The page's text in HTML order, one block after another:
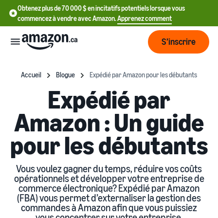
Obtenez plus de 70 000 $ en incitatifs potentiels lorsque vous
commencez à vendre avec Amazon.Apprenez comment
Commencer
Apprenez
comment
vendre
S’inscrire en tant que
vendeur
Passez en revue les étapes
de création d’un compte
vendeur
Développer
Optimiser
ses
opérations
Remplir les commandes
à partir de son propre
entrepôt
Services
Outils
Trouver des
applications et des
Ressources
Apprentissage
Tarification
English
- CA
CA
S’inscrire
Accueil Blogue Expédié par Amazon pour les débutants
Expédié par
Amazon : Un guide
pour les débutants
Vous voulez gagner du temps, réduire vos coûts
opérationnels et développer votre entreprise de
commerce électronique? Expédié par Amazon
(FBA) vous permet d’externaliser la gestion des
commandes à Amazon afin que vous puissiez